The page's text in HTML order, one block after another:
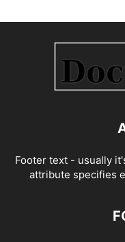
Footer text - usually
attribute specifies